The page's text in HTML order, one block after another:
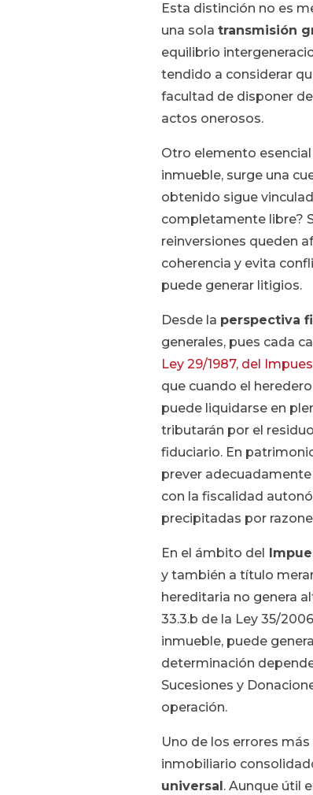
Esta distinción no es
una solatransmisión
equilibrio
tendido a considerar
facultad de disponer
actos onerosos.
Otro elemento esencial
inmueble, surge una
obtenido sigue
completamente libre?
reinversiones queden
coherencia y evita
puede generar litigios.
Desde la perspectiva
generales, pues cada
Ley 29/1987, del
que cuando el
puede liquidarse en
tributarán por el
fiduciario. En
prever
con la fiscalidad
precipitadas por
En el ámbito del
y también a título
hereditaria no genera
33.3.b de la Ley 35/
inmueble, puede
determinación
Sucesiones y
operación.
Uno de los errores
inmobiliario
universal . Aunque útil